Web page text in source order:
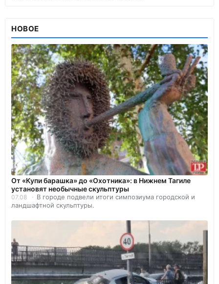
НОВОЕ
От «Купи барашка» до «Охотника»: в Нижнем Тагиле
установят необычные скульптуры
07.08
В городе подвели итоги симпозиума городской и
ландшафтной скульптуры.